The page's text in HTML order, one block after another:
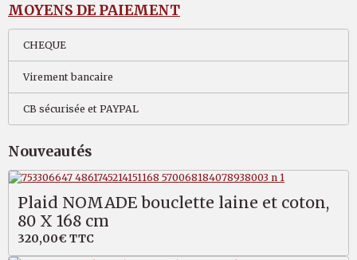
MOYENS DE PAIEMENT
CHEQUE
Virement bancaire
CB sécurisée et PAYPAL
Nouveautés
Plaid NOMADE bouclette laine et coton,
80 X 168 cm
320,00€ TTC